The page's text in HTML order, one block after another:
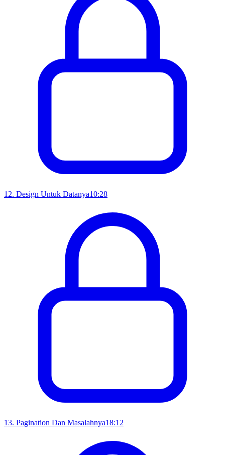
12. Design Untuk Datanya10:28
13. Pagination Dan Masalahnya18:12